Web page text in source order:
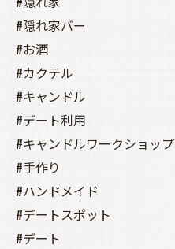
#隠れ家バー
#お酒
#カクテル
#キャンドル
#デート利用
#キャンドルワークショップ
#手作り
#ハンドメイド
#デートスポット
#デート